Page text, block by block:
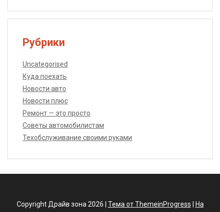
Рубрики
Uncategorised
Куда поехать
Новости авто
Новости плюс
Ремонт — это просто
Советы автомобилистам
Техобслуживание своими руками
Copyright Драйв зона 2026 | Тема от ThemeinProgress
На